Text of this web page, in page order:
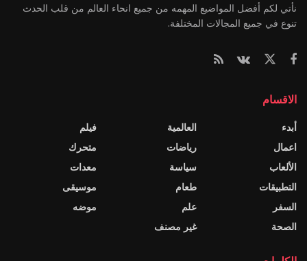
نأتي لكم أفضل المواضيع المهمه من جميع انحاء العالم من قلب الحدث
تنوع في جميع المجالات المختلفة.
الاقسام
أبدء
اعمال
الألعاب
التطبيقات
السفر
الصحة
العالمية
رياضات
سياسة
طعام
علم
غير مصنف
فيلم
متحرك
معدات
موسيقى
موضه